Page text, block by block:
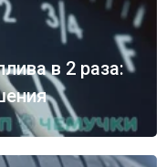
в 2 раза: